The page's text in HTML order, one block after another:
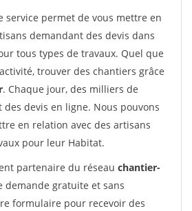
service permet de vous mettre en
demandant des devis dans
tous types de travaux. Quel que
trouver des chantiers grâce
. Chaque jour, des milliers de
devis en ligne. Nous pouvons
en relation avec des artisans
pour leur Habitat.
partenaire du réseau chantier-
demande gratuite et sans
formulaire pour recevoir des